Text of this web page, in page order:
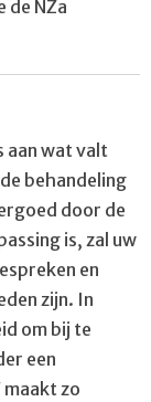
de NZa
aan wat valt
behandeling
door de
is, zal uw
en
zijn. In
om bij te
een
maakt zo